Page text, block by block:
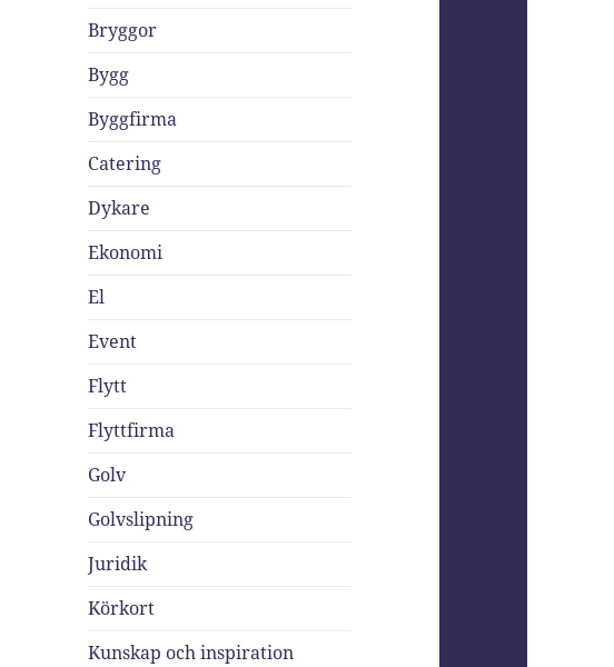
Bryggor
Bygg
Byggfirma
Catering
Dykare
Ekonomi
El
Event
Flytt
Flyttfirma
Golv
Golvslipning
Juridik
Körkort
Kunskap och inspiration